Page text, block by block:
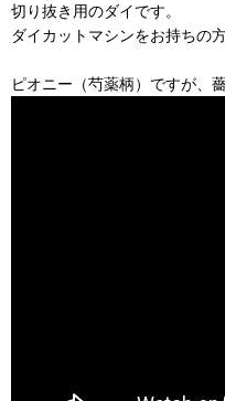
切り抜き用のダイです。
ダイカットマシンをお持ちの
ピオニー（芍薬柄）ですが、